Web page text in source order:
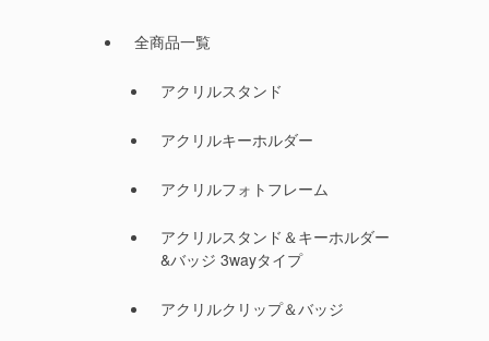
全商品一覧
アクリルスタンド
アクリルキーホルダー
アクリルフォトフレーム
アクリルスタンド＆キーホルダー
&バッジ 3wayタイプ
アクリルクリップ＆バッジ